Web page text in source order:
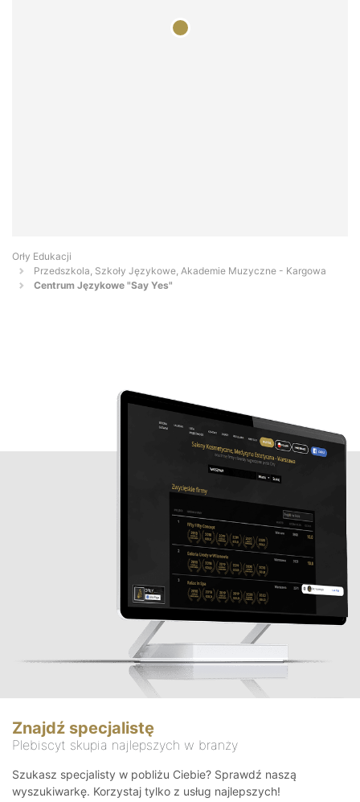
Orły Edukacji
Przedszkola, Szkoły Językowe, Akademie Muzyczne - Kargowa
Centrum Językowe "Say Yes"
Znajdź specjalistę
Plebiscyt skupia najlepszych w branży
Szukasz specjalisty w pobliżu Ciebie? Sprawdź naszą
wyszukiwarkę. Korzystaj tylko z usług najlepszych!